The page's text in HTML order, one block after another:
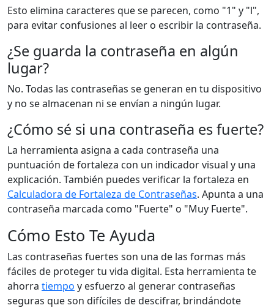
Esto elimina caracteres que se parecen, como "1" y "l",
para evitar confusiones al leer o escribir la contraseña.
¿Se guarda la contraseña en algún
lugar?
No. Todas las contraseñas se generan en tu dispositivo
y no se almacenan ni se envían a ningún lugar.
¿Cómo sé si una contraseña es fuerte?
La herramienta asigna a cada contraseña una
puntuación de fortaleza con un indicador visual y una
explicación. También puedes verificar la fortaleza en
Calculadora de Fortaleza de Contraseñas. Apunta a una
contraseña marcada como "Fuerte" o "Muy Fuerte".
Cómo Esto Te Ayuda
Las contraseñas fuertes son una de las formas más
fáciles de proteger tu vida digital. Esta herramienta te
ahorra tiempo y esfuerzo al generar contraseñas
seguras que son difíciles de descifrar, brindándote